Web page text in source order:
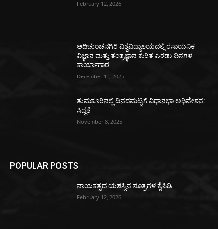
February 12, 2026
ಆದಿಚುಂಚನಗಿರಿ ವಿಶ್ವವಿದ್ಯಾಲಯದಲ್ಲಿ ರಸಾಯನಿಕ
ವಿಜ್ಞಾನ ಮತ್ತು ತಂತ್ರಜ್ಞಾನ ಕುರಿತ ಎರಡು ದಿನಗಳ
ಕಾರ್ಯಾಗಾರ
December 13, 2025
ತುಮಕೂರಿನಲ್ಲಿ ದಿನದಮಟ್ಟಿಗೆ ವಿಧಾನಭಾ ಅಧಿವೇಶನ:
ಸಿದ್ಧತೆ
November 8, 2025
POPULAR POSTS
ನಾಯಕತ್ವದ ಯಶಸ್ಸಿನ ಸೂತ್ರಗಳ ಕೈಪಿಡಿ
February 12, 2026